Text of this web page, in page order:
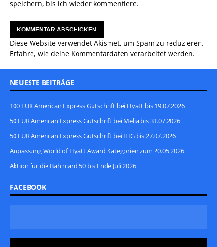
speichern, bis ich wieder kommentiere.
Diese Website verwendet Akismet, um Spam zu reduzieren.
Erfahre, wie deine Kommentardaten verarbeitet werden.
NEUESTE BEITRÄGE
100 EUR American Express Gutschrift bei Hyatt bis 19.07.2026
50 EUR American Express Gutschrift bei Melia bis 31.07.2026
50 EUR American Express Gutschrift bei IHG bis 27.07.2026
Anpassung World of Hyatt Award Kategorien zum 20.05.2026
Aktion für die Bahncard 50 bis Ende Juli 2026
FACEBOOK